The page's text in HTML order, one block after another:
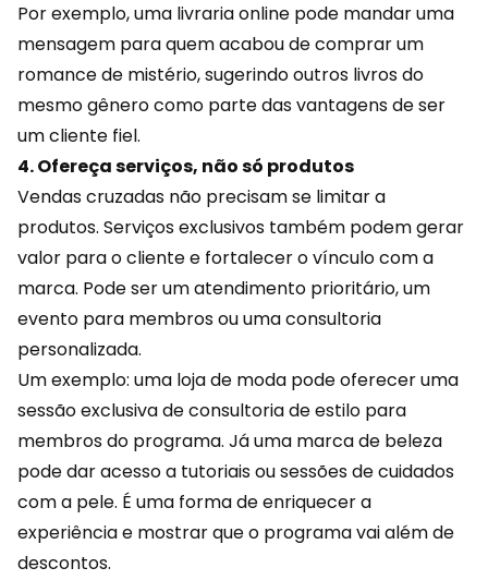
Por exemplo, uma livraria online pode mandar uma
mensagem para quem acabou de comprar um
romance de mistério, sugerindo outros livros do
mesmo gênero como parte das vantagens de ser
um cliente fiel.
4. Ofereça serviços, não só produtos
Vendas cruzadas não precisam se limitar a
produtos. Serviços exclusivos também podem gerar
valor para o cliente e fortalecer o vínculocom a
marca. Pode ser um atendimento prioritário, um
evento para membros ou uma consultoria
personalizada.
Um exemplo: uma loja de moda pode oferecer uma
sessão exclusiva de consultoria de estilo para
membros do programa. Já uma marca de beleza
pode dar acesso a tutoriais ou sessões de cuidados
com a pele. É uma forma de enriquecer a
experiência e mostrar que o programa vai além de
descontos.